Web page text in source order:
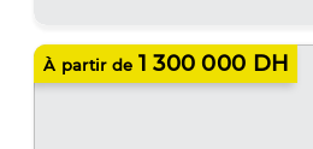
À partir de 1 300 000 DH